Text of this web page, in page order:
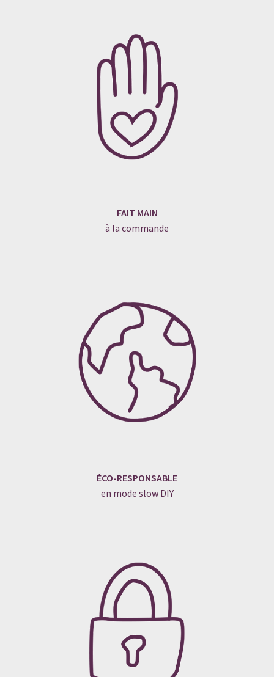
FAIT MAIN
à la commande
ÉCO-RESPONSABLE
en mode slow DIY